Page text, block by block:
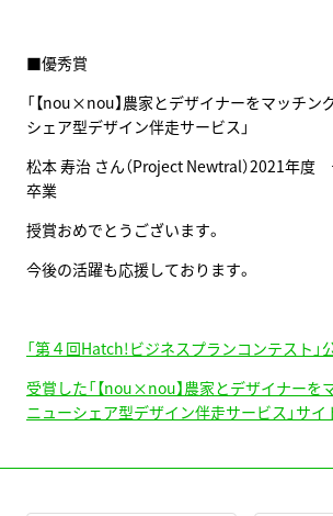
■優秀賞
「【nou×nou】農家とデザイナーをマッチン
シェア型デザイン伴走サービス」
松本 寿治 さん（Project Newtral）2021年度
卒業
授賞おめでとうございます。
今後の活躍も応援しております。
「第４回Hatch!ビジネスプランコンテスト」
受賞した「【nou×nou】農家とデザイナーを
ニューシェア型デザイン伴走サービス」サイ